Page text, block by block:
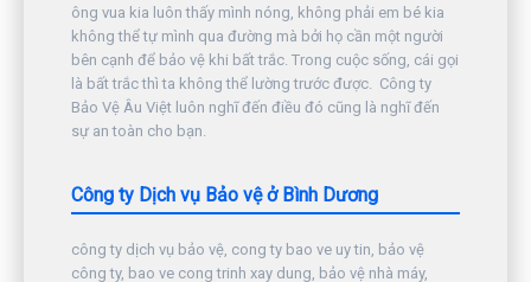
ông vua kia luôn thấy mình nóng, không phải em bé kia
không thể tự mình qua đường mà bởi họ cần một người
bên cạnh để bảo vệ khi bất trắc. Trong cuộc sống, cái gọi
là bất trắc thì ta không thể lường trước được. Công ty
Bảo Vệ Âu Việt luôn nghĩ đến điều đó cũng là nghĩ đến
sự an toàn cho bạn.
Công ty Dịch vụ Bảo vệ ở Bình Dương
công ty dịch vụ bảo vệ, cong ty bao ve uy tin, bảo vệ
công ty, bao ve cong trinh xay dung, bảo vệ nhà máy,